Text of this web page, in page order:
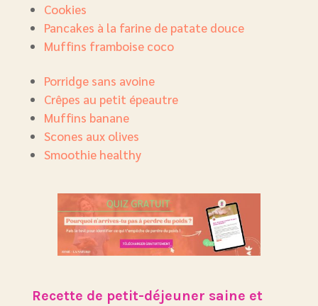
Cookies
Pancakes à la farine de patate douce
Muffins framboise coco
Porridge sans avoine
Crêpes au petit épeautre
Muffins banane
Scones aux olives
Smoothie healthy
Recette de petit-déjeuner saine et